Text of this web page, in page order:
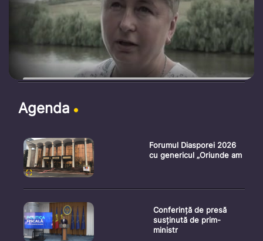
Agenda
Forumul Diasporei 2026
cu genericul „Oriunde am
Conferință de presă
susținută de prim-
ministr